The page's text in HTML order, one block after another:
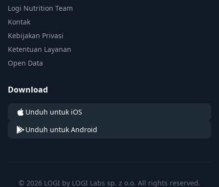
Logi Nutrition Team
Kontak
Kebijakan Privasi
Ketentuan Layanan
Open Data
Download
Unduh untuk iOS
Unduh untuk Android
© 2026 LOGI by LOGI Labs sp. z o.o. All rights reserved.